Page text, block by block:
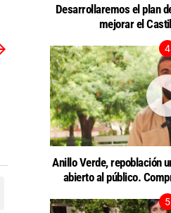
Desarrollaremos el plan
mejorar el
Anillo Verde, repoblación
abierto al público.